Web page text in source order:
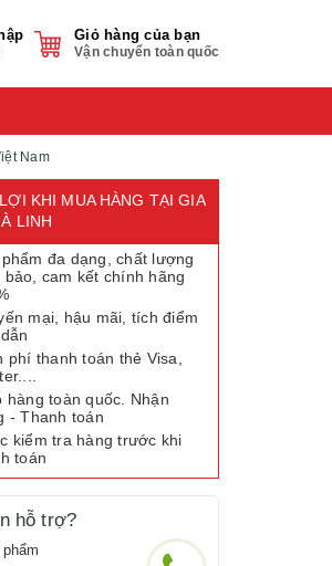
Giỏ hàng của bạn
Vận chuyển toàn quốc
Nam
KHI MUA HÀNG TẠI GIA
LINH
đa dạng, chất lượng
bảo, cam kết chính hãng
mại, hậu mãi, tích điểm
phí thanh toán thẻ Visa,
hàng toàn quốc. Nhận
- Thanh toán
kiểm tra hàng trước khi
toán
hỗ trợ?